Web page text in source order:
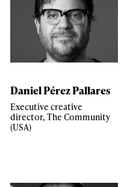
Daniel Pérez Pallares
Executive creative
director, The Community
(USA)